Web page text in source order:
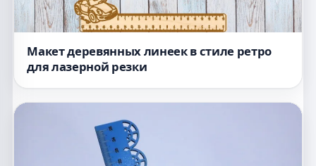
Макет деревянных линеек в стиле ретро
для лазерной резки